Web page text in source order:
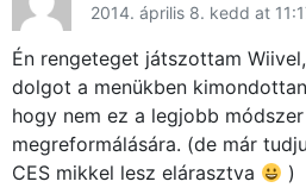
2014. április 8. kedd at
Én rengeteget játszottam
dolgot a menükben
hogy nem ez a legjobb
megreformálására. (de már
CES mikkel lesz elárasztva
)